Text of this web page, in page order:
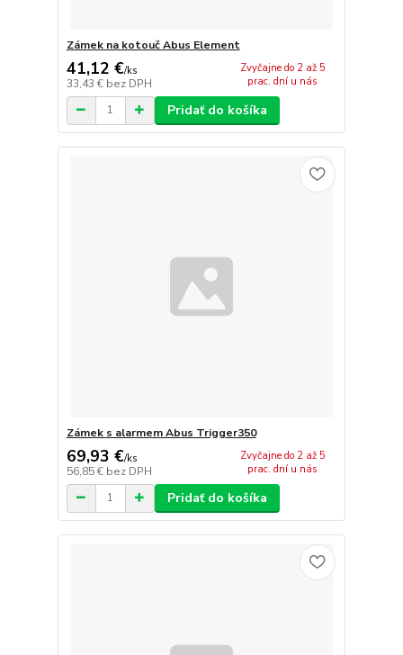
Zámek na kotouč Abus Element
41,12 €/ks
33,43 € bez DPH
Zvyčajne do 2 až 5
prac. dní u nás
Pridať do košíka
Zámek s alarmem Abus Trigger350
69,93 €/ks
56,85 € bez DPH
Zvyčajne do 2 až 5
prac. dní u nás
Pridať do košíka